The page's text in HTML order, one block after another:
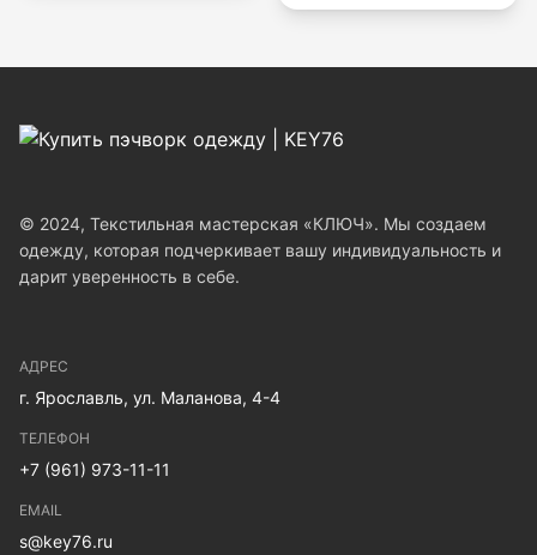
© 2024, Текстильная мастерская «КЛЮЧ». Мы создаем
одежду, которая подчеркивает вашу индивидуальность и
дарит уверенность в себе.
АДРЕС
г. Ярославль, ул. Маланова, 4-4
ТЕЛЕФОН
+7 (961) 973-11-11
EMAIL
s@key76.ru